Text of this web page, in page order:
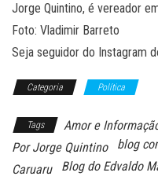
Jorge Quintino, é vereador
Foto: Vladimir Barreto
Seja seguidor do Instagram
Categoria Política
Tags
Amor e
Por Jorge Quintino
blog
Caruaru
Blog do Edvaldo